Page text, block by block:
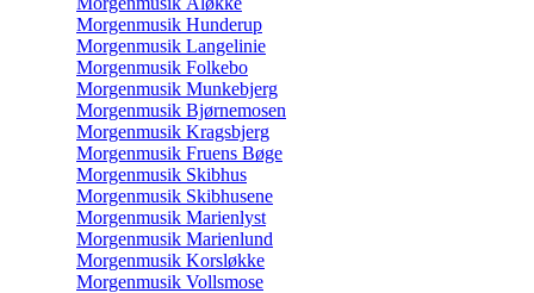
Morgenmusik Hunderup
Morgenmusik Langelinie
Morgenmusik Folkebo
Morgenmusik Munkebjerg
Morgenmusik Bjørnemosen
Morgenmusik Kragsbjerg
Morgenmusik Fruens Bøge
Morgenmusik Skibhus
Morgenmusik Skibhusene
Morgenmusik Marienlyst
Morgenmusik Marienlund
Morgenmusik Korsløkke
Morgenmusik Vollsmose